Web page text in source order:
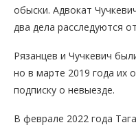
обыски. Адвокат
два дела расследуются
Рязанцев и Чучкевич
но в марте 2019 года их
подписку о невыезде.
В феврале 2022 года